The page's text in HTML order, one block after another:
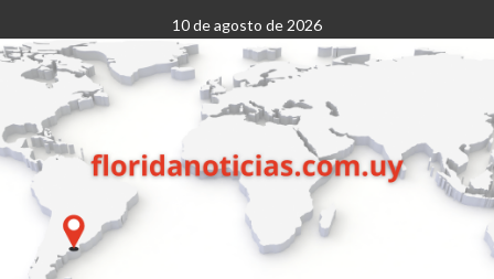
al
contenido
10 de agosto de 2026